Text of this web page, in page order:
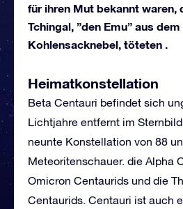
für ihren Mut bekannt waren,
Tchingal, ”den Emu” aus dem
Kohlensacknebel, töteten .
Heimatkonstellation
Beta Centauri befindet sich
Lichtjahre entfernt im Sternbild
neunte Konstellation von 88
Meteoritenschauer. die Alpha
Omicron Centaurids und die
Centaurids. Centauri ist auch